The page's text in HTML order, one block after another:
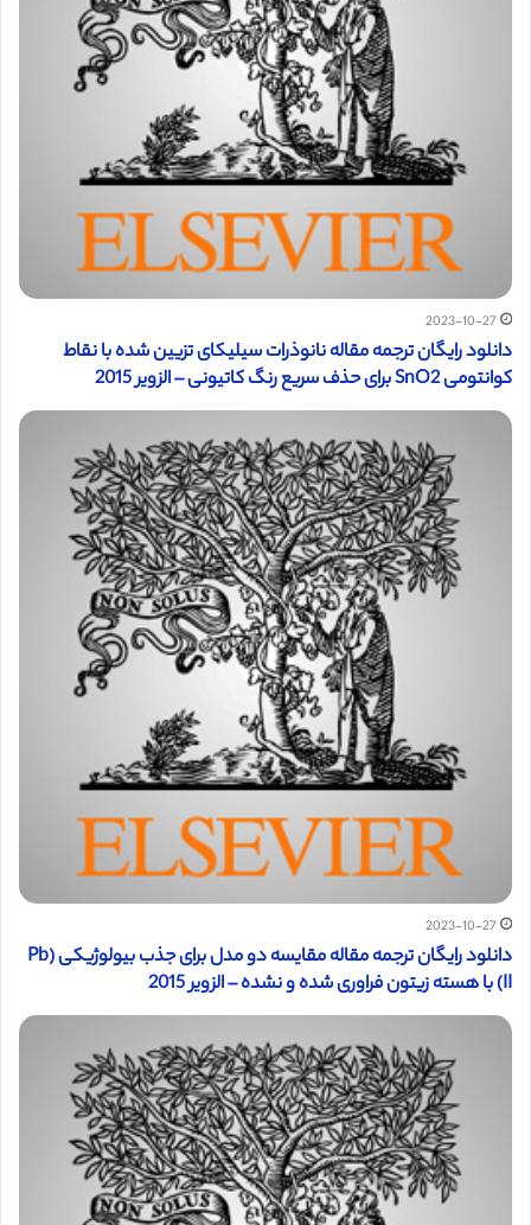
2023-10-27
دانلود رایگان ترجمه مقاله نانوذرات سیلیکای تزیین شده با نقاط
کوانتومی SnO2 برای حذف سریع رنگ کاتیونی – الزویر 2015
2023-10-27
دانلود رایگان ترجمه مقاله مقایسه دو مدل برای جذب بیولوژیکی (Pb
(II با هسته زیتون فراوری شده و نشده – الزویر 2015